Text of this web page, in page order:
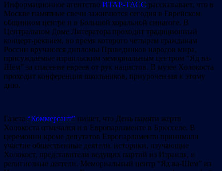
Информационное агентство ИТАР-ТАСС рассказывает, что в
Москве памятные свечи зажигаются сегодня в Еврейском
общинном центре и в Большой хоральной синагоге. В
Центральном Доме Литератора проходит традиционный
концерт-реквием, во время которого четырем гражданам
России вручаются дипломы Праведников народов мира,
присуждаемые израильским мемориальным центром “Яд ва-
Шем” за спасение евреев от рук нацистов. В музее Холокоста
проходит конференция школьников, приуроченная к этому
дню.
Газета “Коммерсант” пишет, что День памяти жертв
Холокоста отмечался и в Европарламенте в Брюсселе. В
церемонии кроме депутатов Европарламента принимали
участие общественные деятели, историки, изучающие
Холокост, представители ведущих партий из Израиля, и
религиозные деятели. Мемориальный центр “Яд ва-Шем” из